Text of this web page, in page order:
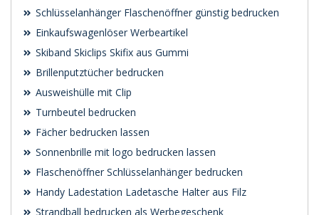
Schlüsselanhänger Flaschenöffner günstig bedrucken
Einkaufswagenlöser Werbeartikel
Skiband Skiclips Skifix aus Gummi
Brillenputztücher bedrucken
Ausweishülle mit Clip
Turnbeutel bedrucken
Fächer bedrucken lassen
Sonnenbrille mit logo bedrucken lassen
Flaschenöffner Schlüsselanhänger bedrucken
Handy Ladestation Ladetasche Halter aus Filz
Strandball bedrucken als Werbegeschenk